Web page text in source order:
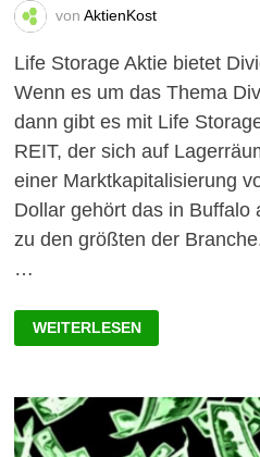
von AktienKost
Life Storage Aktie bietet
Wenn es um das Thema
dann gibt es mit Life
REIT, der sich auf
einer Marktkapitalisierung
Dollar gehört das in Buffalo
zu den größten der
…
LIFE
STORAGE
AKTIE:
WACHSTUM
WEITERLESEN